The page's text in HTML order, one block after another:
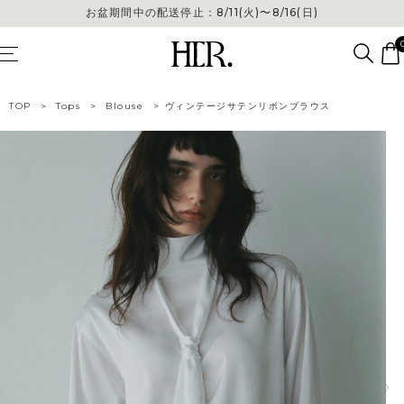
お盆期間中の配送停止：8/11(火)〜8/16(日)
お盆期間中の配送停止：8/11(火)〜8/16(日)
TOP > Tops > Blouse > ヴィンテージサテンリボンブラウス